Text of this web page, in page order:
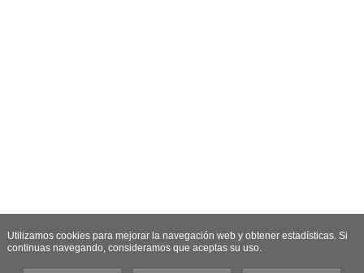
Utilizamos cookies para mejorar la navegación web y obtener estadísticas. Si
continuas navegando, consideramos que aceptas su uso.